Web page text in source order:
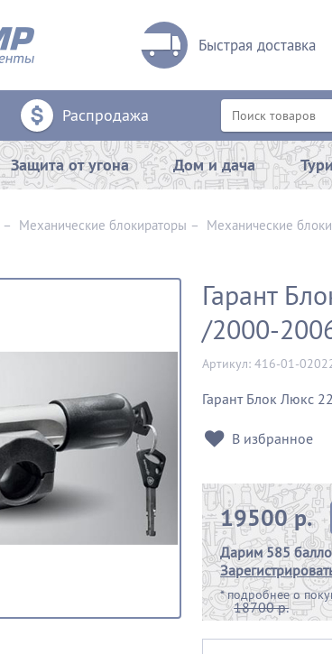
Быстрая доставка
Распродажа
Защита от угона Дом и дача
– Механические блoкираторы – Механические
Гарант
/2000-
Артикул: 416-01-
Гарант Блок Люкс
В избранное
19500 р.
18700 р.
Дарим585
*подробнее о